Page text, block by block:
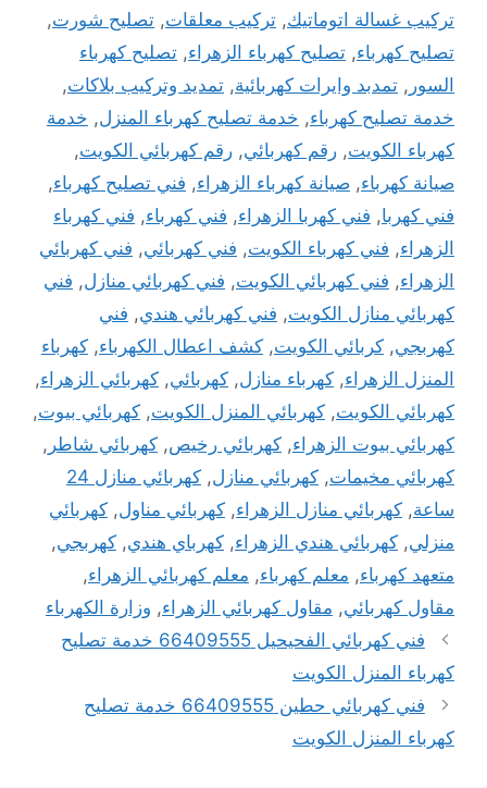
تركيب غسالة اتوماتيك, تركيب معلقات, تصليح شورت,
تصليح كهرباء, تصليح كهرباء الزهراء, تصليح كهرباء
السور , تمدبد وايرات كهربائية, تمديد وتركيب بلاكات,
خدمة تصليح كهرباء, خدمة تصليح كهرباء المنزل, خدمة
كهرباء الكويت, رقم كهربائي, رقم كهربائي الكويت,
صيانة كهرباء, صيانة كهرباء الزهراء, فني تصليح كهرباء,
فني كهربا, فني كهربا الزهراء, فني كهرباء, فني كهرباء
الزهراء, فني كهرباء الكويت, فني كهربائي, فني كهربائي
الزهراء, فني كهربائي الكويت, فني كهربائي منازل, فني
كهربائي منازل الكويت, فني كهربائي هندي, فني
كهربجي, كربائي الكويت, كشف اعطال الكهرباء, كهرباء
المنزل الزهراء, كهرباء منازل, كهربائي, كهربائي الزهراء,
كهربائي الكويت, كهربائي المنزل الكويت, كهربائي بيوت,
كهربائي بيوت الزهراء, كهربائي رخيص, كهربائي شاطر ,
كهربائي مخيمات, كهربائي منازل,
كهربائي منازل 24
ساعة, كهربائي منازل الزهراء, كهربائي مناول, كهربائي
منزلي, كهربائي هندي الزهراء, كهرباي هندي, كهربجي,
متعهد كهرباء, معلم كهرباء, معلم كهربائي الزهراء,
مقاول كهربائي, مقاول كهربائي الزهراء, وزارة الكهرباء
فني كهربائي الفحيحيل 66409555 خدمة تصليح
كهرباء المنزل الكويت
فني كهربائي حطين 66409555 خدمة تصليح
كهرباء المنزل الكويت